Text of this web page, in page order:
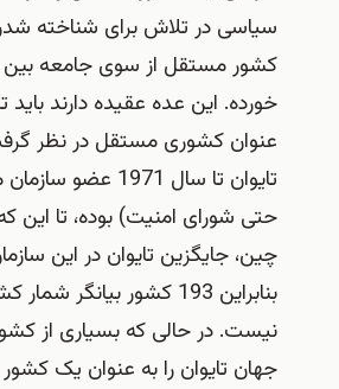
سیاسی در تلاش برای شناخته
کشور مستقل از سوی جامعه
خورده. این عده عقیده دارند باید
عنوان کشوری مستقل در نظر
تایوان تا سال 1971
حتی شورای امنیت) بوده، تا این
چین، جایگزین تایوان در این
بنابراین 193 کشور بیانگر
نیست. در حالی که بسیاری از
جهان تایوان را به عنوان یک